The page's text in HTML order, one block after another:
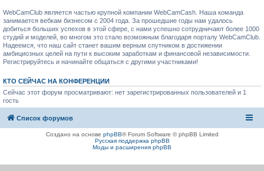
WebCamClub является частью крупной компании WebCamCash. Наша команда
занимается вебкам бизнесом с 2004 года. За прошедшие годы нам удалось
добиться больших успехов в этой сфере, с нами успешно сотрудничают более 1000
студий и моделей, во многом это стало возможным благодаря порталу WebCamClub.
Надеемся, что наш сайт станет вашим верным спутником в достижении
амбициозных целей на пути к высоким заработкам и финансовой независимости.
Регистрируйтесь и начинайте общаться с другими участниками!
КТО СЕЙЧАС НА КОНФЕРЕНЦИИ
Сейчас этот форум просматривают: нет зарегистрированных пользователей и 1
гость
Список форумов
Создано на основе phpBB® Forum Software © phpBB Limited
Русская поддержка phpBB
Моды и расширения phpBB